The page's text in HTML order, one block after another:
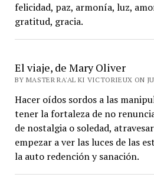
felicidad, paz, armonía, luz,
gratitud, gracia.
El viaje, de Mary Oliver
BY MASTER RA'AL KI VICTORIEUX ON
Hacer oídos sordos a las
tener la fortaleza de no
de nostalgia o soledad,
empezar a ver las luces de las
la auto redención y sanación.